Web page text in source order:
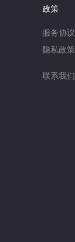
政策
服务协议
隐私政策
联系我们